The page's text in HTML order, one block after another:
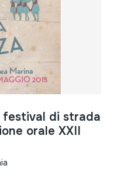
festival di strada
orale XXII